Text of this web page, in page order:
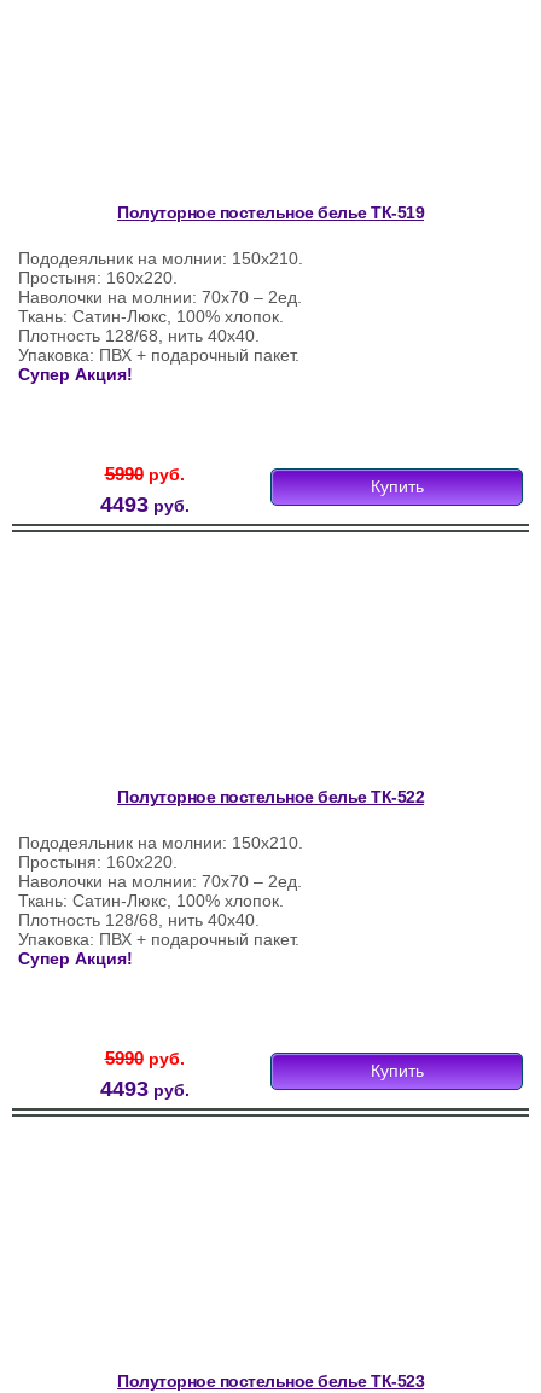
Полуторное постельное белье ТК-519
Пододеяльник на молнии: 150х210.
Простыня: 160х220.
Наволочки на молнии: 70х70 – 2ед.
Ткань: Сатин-Люкс, 100% хлопок.
Плотность 128/68, нить 40х40.
Упаковка: ПВХ + подарочный пакет.
Супер Акция!
5990руб.
4493руб.
Купить
Полуторное постельное белье ТК-522
Пододеяльник на молнии: 150х210.
Простыня: 160х220.
Наволочки на молнии: 70х70 – 2ед.
Ткань: Сатин-Люкс, 100% хлопок.
Плотность 128/68, нить 40х40.
Упаковка: ПВХ + подарочный пакет.
Супер Акция!
5990руб.
4493руб.
Купить
Полуторное постельное белье ТК-523